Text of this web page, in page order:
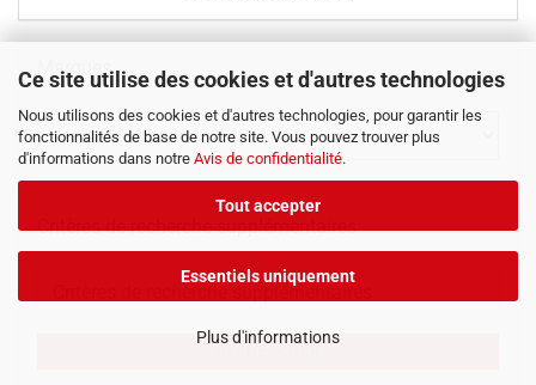
Ce site utilise des cookies et d'autres technologies
Nous utilisons des cookies et d'autres technologies, pour garantir les
fonctionnalités de base de notre site. Vous pouvez trouver plus
d'informations dans notre Avis de confidentialité.
Tout accepter
Essentiels uniquement
Plus d'informations
Marques
Critères de recherche supplémentaires
de